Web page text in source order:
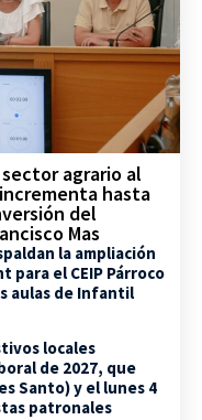
agrario al
hasta
del
Mas
la ampliación
para el CEIP Párroco
aulas de Infantil
locales
de 2027, que
Santo) y el lunes 4
patronales